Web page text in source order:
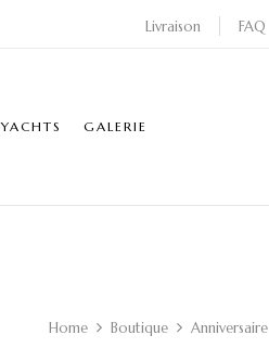
Livraison FAQ
YACHTS GALERIE
Home Boutique Anniversaire